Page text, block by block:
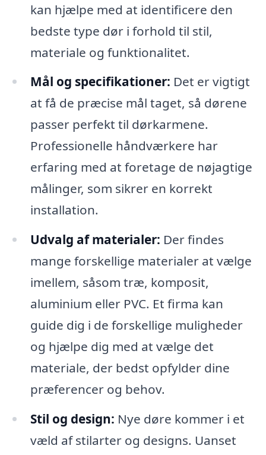
kan hjælpe med at identificere den
bedste type dør i forhold til stil,
materiale og funktionalitet.
Mål og specifikationer: Det er vigtigt
at få de præcise mål taget, så dørene
passer perfekt til dørkarmene.
Professionelle håndværkere har
erfaring med at foretage de nøjagtige
målinger, som sikrer en korrekt
installation.
Udvalg af materialer: Der findes
mange forskellige materialer at vælge
imellem, såsom træ, komposit,
aluminium eller PVC. Et firma kan
guide dig i de forskellige muligheder
og hjælpe dig med at vælge det
materiale, der bedst opfylder dine
præferencer og behov.
Stil og design: Nye døre kommer i et
væld af stilarter og designs. Uanset